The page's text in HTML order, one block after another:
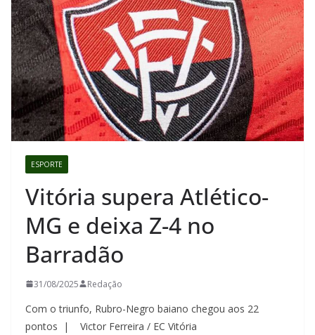
ESPORTE
Vitória supera Atlético-
MG e deixa Z-4 no
Barradão
31/08/2025 Redação
Com o triunfo, Rubro-Negro baiano chegou aos 22
pontos | Victor Ferreira / EC Vitória